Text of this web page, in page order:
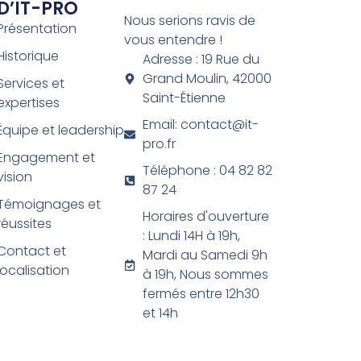
PRO
et
et leadership
et
et
et
Nous serions ravis de
vous entendre !
Adresse : 19 Rue du
Grand Moulin, 42000
Saint-Étienne
Email: contact@it-
pro.fr
Téléphone : 04 82 82
87 24
Horaires d'ouverture
: Lundi 14H à 19h,
Mardi au Samedi 9h
à 19h, Nous sommes
fermés entre 12h30
et 14h